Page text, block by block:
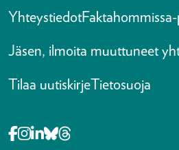
Yhteystiedot
Jäsen, ilmoita muuttuneet
Tilaa uutiskirjeTietosuoja
Opens in a new tab
Opens in a new tab
Opens in a new tab
Opens in a new tab